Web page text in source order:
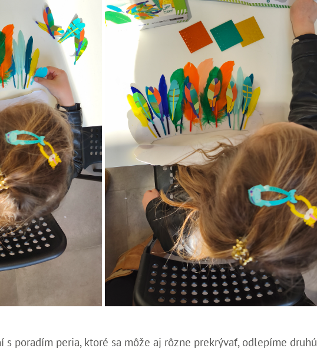
s poradím peria, ktoré sa môže aj rôzne prekrývať, odlepíme druhú